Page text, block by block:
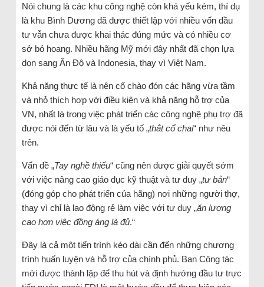
Nói chung là các khu công nghệ còn khá yếu kém, thí dụ
là khu Bình Dương đã được thiết lập với nhiều vốn đầu
tư vẫn chưa được khai thác đúng mức và có nhiều cơ
sở bỏ hoang. Nhiều hãng Mỹ mới đây nhất đã chọn lựa
dọn sang Ấn Độ và Indonesia, thay vì Việt Nam.
Khả năng thực tế là nên cố chào đón các hãng vừa tầm
và nhỏ thích hợp với điều kiện và khả năng hỗ trợ của
VN, nhất là trong việc phát triển các công nghệ phụ trợ đã
được nói đến từ lâu và là yếu tố „thắt cổ chai“ như nêu
trên.
Vấn đề „Tay nghề thiếu“ cũng nên được giải quyết sớm
với việc nâng cao giáo dục kỹ thuật và tư duy „tư bản“
(đóng góp cho phát triển của hãng) nơi những người thợ,
thay vì chỉ là lao động rẻ làm việc với tư duy „ăn lương
cao hơn việc đồng áng là đủ.“
Đây là cả một tiến trình kéo dài cần đến những chương
trình huấn luyện và hỗ trợ của chính phủ. Ban Công tác
mới được thành lập để thu hút và định hướng đầu tư trực